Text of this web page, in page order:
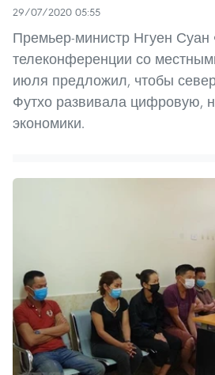
29/07/2020 05:55
Премьер-министр Нгуен
телеконференции со
июля предложил, чтобы
Футхо развивала цифровую,
экономики.